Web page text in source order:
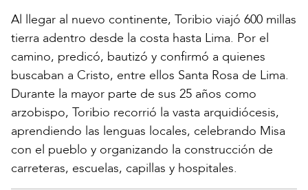
Al llegar al nuevo continente, Toribio viajó 600 millas
tierra adentro desde la costa hasta Lima. Por el
camino, predicó, bautizó y confirmó a quienes
buscaban a Cristo, entre ellos Santa Rosa de Lima.
Durante la mayor parte de sus 25 años como
arzobispo, Toribio recorrió la vasta arquidiócesis,
aprendiendo las lenguas locales, celebrando Misa
con el pueblo y organizando la construcción de
carreteras, escuelas, capillas y hospitales.